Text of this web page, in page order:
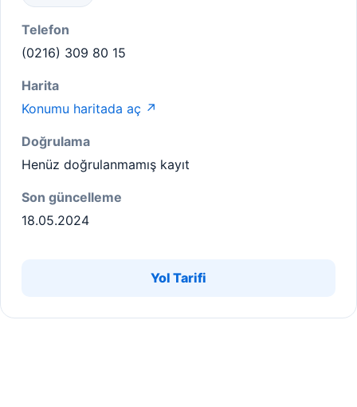
Telefon
(0216) 309 80 15
Harita
Konumu haritada aç ↗
Doğrulama
Henüz doğrulanmamış kayıt
Son güncelleme
18.05.2024
Yol Tarifi